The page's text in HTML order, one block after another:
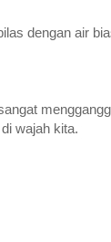
dengan air
wajah kita.